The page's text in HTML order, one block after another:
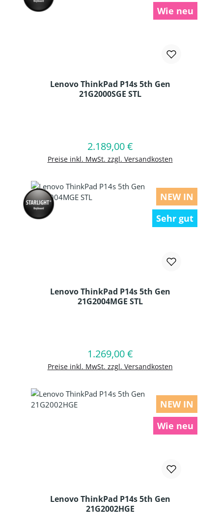
Wie neu
Lenovo ThinkPad P14s 5th Gen
21G2000SGE STL
Regulärer Preis:
2.189,00 €
Preise inkl. MwSt. zzgl. Versandkosten
In den Warenkorb
NEW IN
Sehr gut
Lenovo ThinkPad P14s 5th Gen
21G2004MGE STL
Regulärer Preis:
1.269,00 €
Preise inkl. MwSt. zzgl. Versandkosten
In den Warenkorb
NEW IN
Wie neu
Lenovo ThinkPad P14s 5th Gen
21G2002HGE